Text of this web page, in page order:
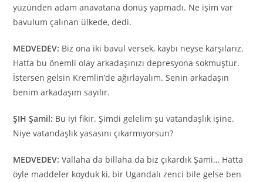
yüzünden adam anavatana dönüş yapmadı. Ne işim var
bavulum çalınan ülkede, dedi.
MEDVEDEV: Biz ona iki bavul versek, kaybı neyse karşılarız.
Hatta bu önemli olay arkadaşınızı depresyona sokmuştur.
İstersen gelsin Kremlin’de ağırlayalım. Senin arkadaşın
benim arkadaşım sayılır.
ŞIH Şamil: Bu iyi fikir. Şimdi gelelim şu vatandaşlık işine.
Niye vatandaşlık yasasını çıkarmıyorsun?
MEDVEDEV:Vallaha da billaha da biz çıkardık Şami… Hatta
öyle maddeler koyduk ki, bir Ugandalı zenci bile gelse ben